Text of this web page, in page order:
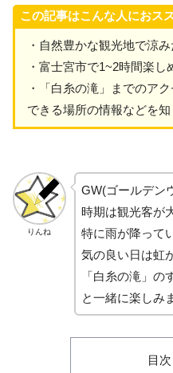
この記事はこんな人におス
・自然豊かな観光地で涼
・富士宮市で1~2時間楽
・「白糸の滝」までのア
できる場所の情報などを
りんね
GW(ゴールデン
時期は観光客が
特に雨が降って
気の良い日は虹
「白糸の滝」の
と一緒に楽しみ
目次